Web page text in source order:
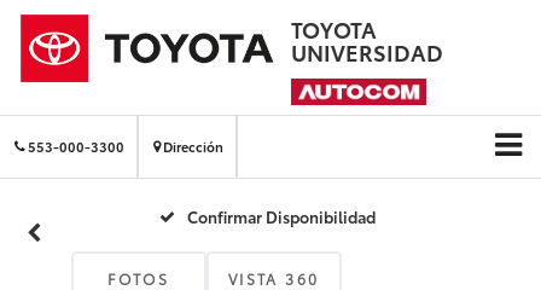
TOYOTA
UNIVERSIDAD
553-000-3300 Dirección
Confirmar Disponibilidad
FOTOS VISTA 360